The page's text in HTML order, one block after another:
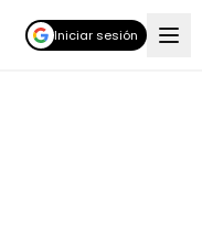
Iniciar sesión